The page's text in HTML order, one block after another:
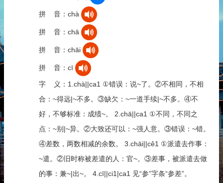
拼 音：chà
拼 音：chā
拼 音：chāi
拼 音：cī
字 义：1.chà||ca1 ①错误：说~了。②不相同，不相
合：~得远|~不多。③缺欠：~一道手续|~不多。④不
好，不够标准：成绩~。 2.chā||ca1 ①不同，不同之
点：~别|~异。②大致还可以：~强人意。③错误：~错。
④差数，两数相减的余数。 3.chāi||cê1 ①派遣去作事：
~遣。②旧时称被差遣的人：官~。③差事，被派遣去做
的事：兼~|出~。 4.cī||ci1|ca1 见“参”字条“参差”。